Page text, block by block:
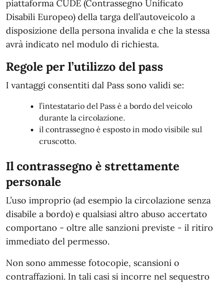
piattaforma CUDE (Contrassegno Unificato
Disabili Europeo) della targa dell’autoveicolo a
disposizione della persona invalida e che la stessa
avrà indicato nel modulo di richiesta.
Regole per l’utilizzo del pass
I vantaggi consentiti dal Pass sono validi se:
l’intestatario del Pass è a bordo del veicolo
durante la circolazione.
il contrassegno è esposto in modo visibile sul
cruscotto.
Il contrassegno è strettamente
personale
L’uso improprio (ad esempio la circolazione senza
disabile a bordo) e qualsiasi altro abuso accertato
comportano - oltre alle sanzioni previste - il ritiro
immediato del permesso.
Non sono ammesse fotocopie, scansioni o
contraffazioni. In tali casi si incorre nel sequestro